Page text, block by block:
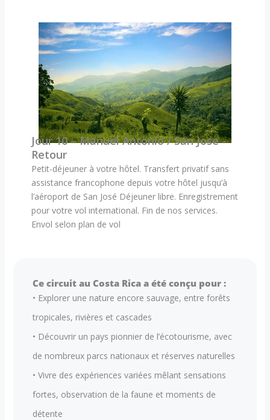
Jour 10 – Manuel Antonio / San Jose -
Retour
Petit-déjeuner à votre hôtel. Transfert privatif sans
assistance francophone depuis votre hôtel jusqu’à
l’aéroport de San José Déjeuner libre. Enregistrement
pour votre vol international. Fin de nos services.
Envol selon plan de vol
Ce circuit au Costa Rica a été conçu pour :
• Explorer une nature encore sauvage, entre forêts
tropicales, rivières et cascades
• Découvrir un pays pionnier de l’écotourisme, avec
de nombreux parcs nationaux et réserves naturelles
• Vivre des expériences variées mêlant sensations
fortes, observation de la faune et moments de
détente